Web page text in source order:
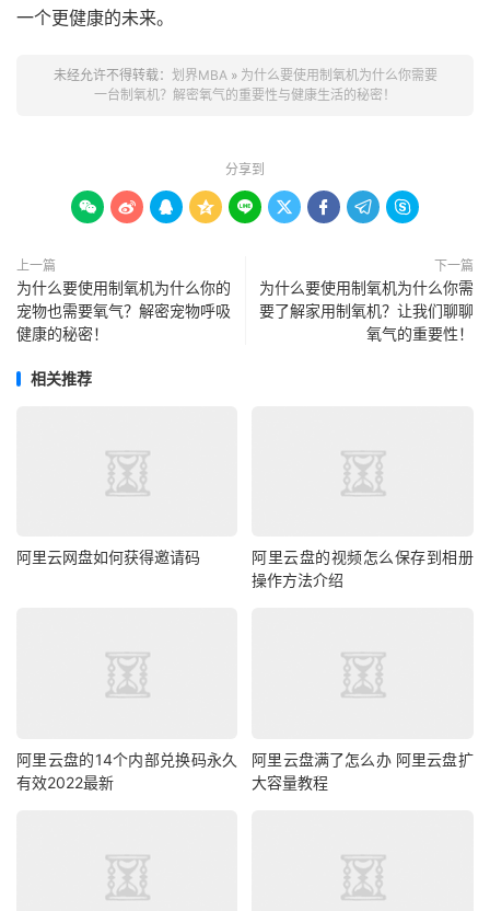
一个更健康的未来。
未经允许不得转载： 划界MBA» 为什么要使用制氧机为什么你需要
一台制氧机？解密氧气的重要性与健康生活的秘密！
分享到
        
上一篇
为什么要使用制氧机为什么你的
宠物也需要氧气？解密宠物呼吸
健康的秘密！
下一篇
为什么要使用制氧机为什么你需
要了解家用制氧机？让我们聊聊
氧气的重要性！
相关推荐
阿里云网盘如何获得邀请码
阿里云盘的视频怎么保存到相册
操作方法介绍
阿里云盘的14个内部兑换码永久
有效2022最新
阿里云盘满了怎么办 阿里云盘扩
大容量教程